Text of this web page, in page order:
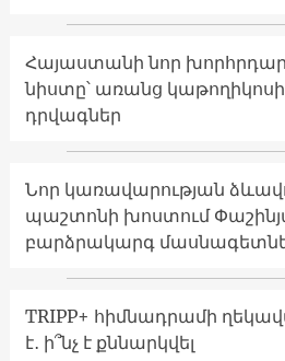
Հայաստանի նոր
նիստը՝ առանց
դրվագներ
Նոր կառավարության
պաշտոնի խոստում
բարձրակարգ
TRIPP+ հիմնադրամի
է․ ի՞նչ է քննարկվել